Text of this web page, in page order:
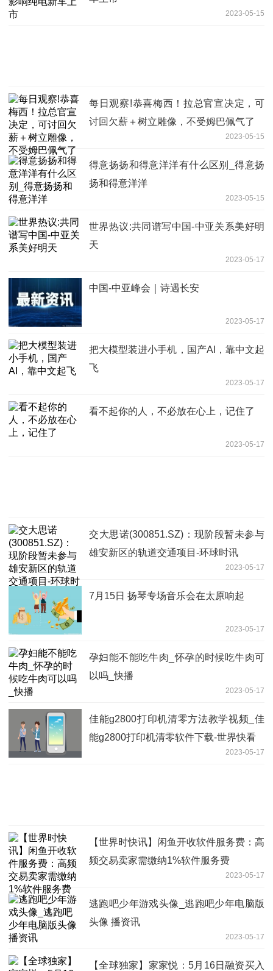
2023-05-15
每日观察!恭喜梅西！拉总官宣决定，可
讨回欠薪＋树立雕像，不受姆巴佩气了
2023-05-15
得意扬扬和得意洋洋有什么区别_得意扬
扬和得意洋洋
2023-05-15
世界热议:共同谱写中国-中亚关系美好明
天
2023-05-17
中国-中亚峰会｜诗遇长安
2023-05-17
把大模型装进小手机，国产AI，靠中文起
飞
2023-05-17
看不起你的人，不必放在心上，记住了
2023-05-17
交大思诺(300851.SZ)：现阶段暂未参与
雄安新区的轨道交通项目-环球时讯
2023-05-17
7月15日 扬琴专场音乐会在太原响起
2023-05-17
孕妇能不能吃牛肉_怀孕的时候吃牛肉可
以吗_快播
2023-05-17
佳能g2800打印机清零方法教学视频_佳
能g2800打印机清零软件下载-世界快看
2023-05-17
【世界时快讯】闲鱼开收软件服务费：高
频交易卖家需缴纳1%软件服务费
2023-05-17
逃跑吧少年游戏头像_逃跑吧少年电脑版
头像 播资讯
2023-05-17
【全球独家】家家悦：5月16日融资买入